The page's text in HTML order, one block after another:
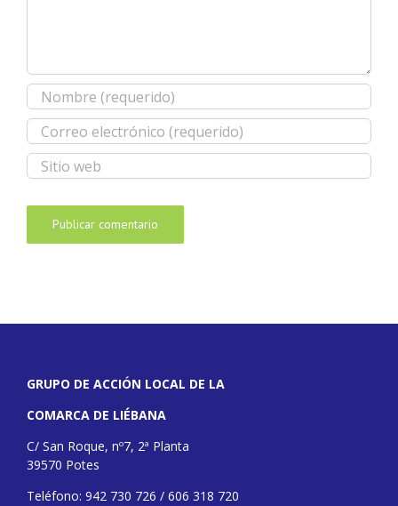
GRUPO DE ACCIÓN LOCAL DE LA
COMARCA DE LIÉBANA
C/ San Roque, nº7, 2ª Planta
39570 Potes
Teléfono: 942 730 726 / 606 318 720